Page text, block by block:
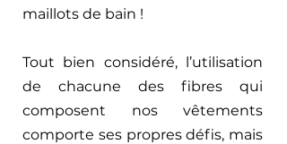
maillots de bain !
Tout bien considéré, l’utilisation
de chacune des fibres qui
composent nos vêtements
comporte ses propres défis, mais